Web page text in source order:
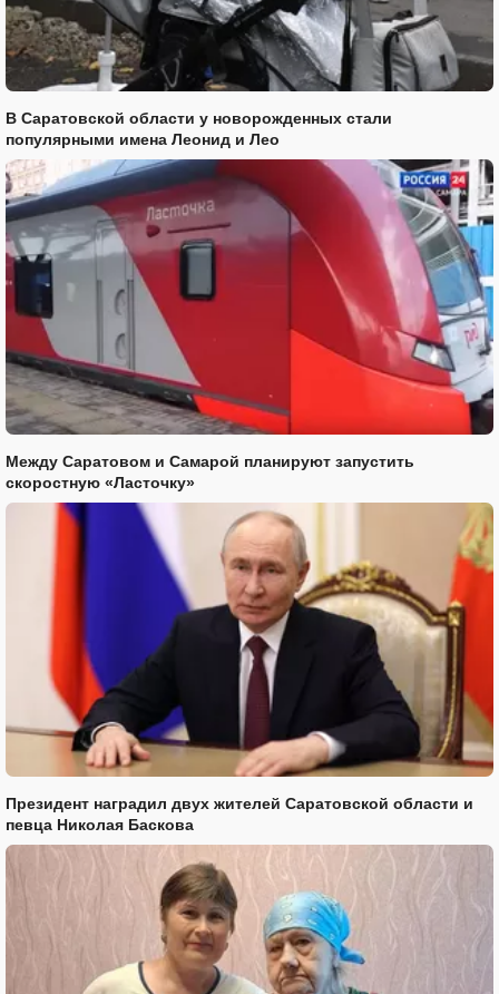
В Саратовской области у новорожденных стали
популярными имена Леонид и Лео
Между Саратовом и Самарой планируют запустить
скоростную «Ласточку»
Президент наградил двух жителей Саратовской области и
певца Николая Баскова